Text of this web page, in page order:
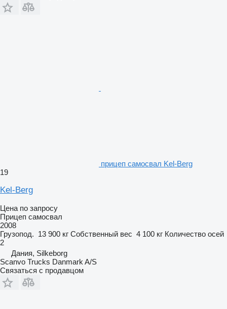
прицеп самосвал Kel-Berg
19
Kel-Berg
Цена по запросу
Прицеп самосвал
2008
Грузопод. 13 900 кг Собственный вес 4 100 кг Количество осей
2
Дания, Silkeborg
Scanvo Trucks Danmark A/S
Связаться с продавцом